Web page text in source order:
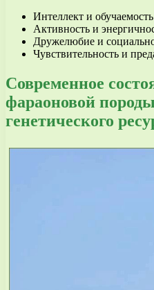
Интеллект и обучаемость
Активность и
Дружелюбие и
Чувствительность и
Современное
фараоновой
генетического